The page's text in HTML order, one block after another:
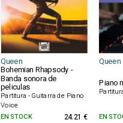
Queen Queen
Bohemian Rhapsody -
Banda sonora de
peliculas
Partitura - Guitarra de Piano
Voice
Piano
EN STOCK
24.21 € EN